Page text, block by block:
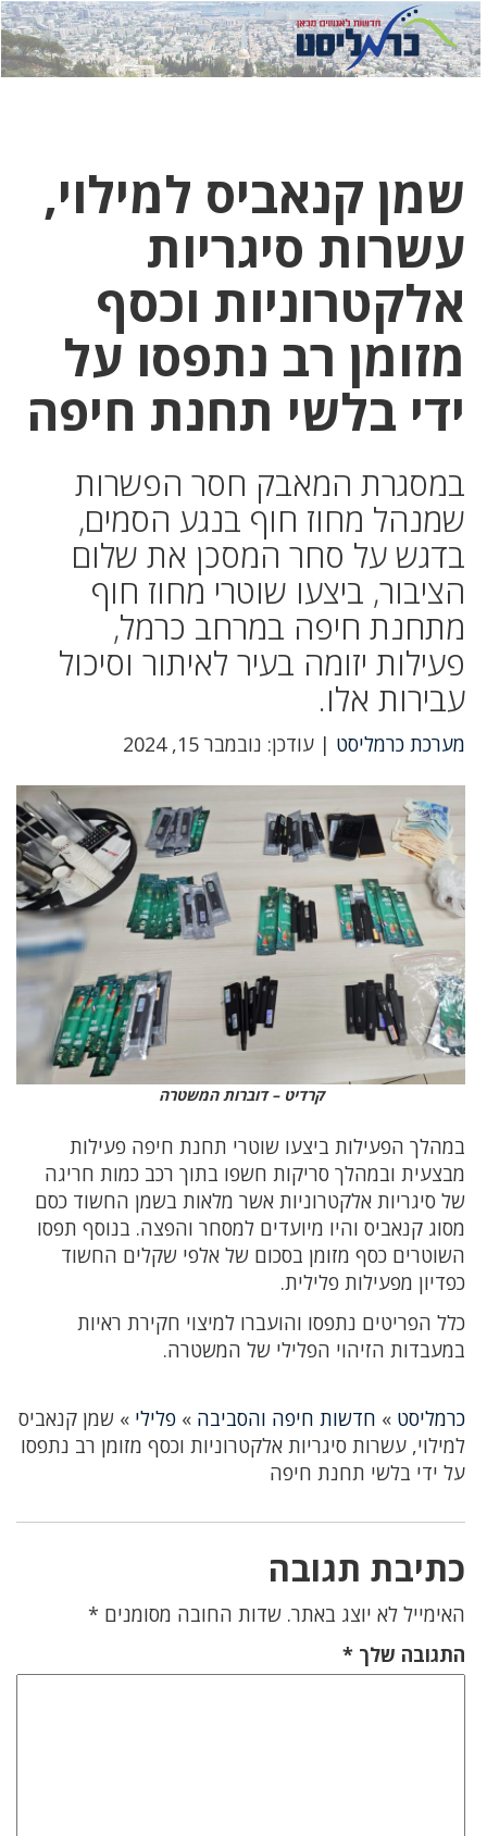
לחץ
כאן
לחץ
כדי
שמן קנאביס למילוי,
עשרות סיגריות
אלקטרוניות וכסף
מזומן רב נתפסו על
ידי בלשי תחנת חיפה
במסגרת המאבק חסר הפשרות
שמנהל מחוז חוף בנגע הסמים,
בדגש על סחר המסכן את שלום
הציבור, ביצעו שוטרי מחוז חוף
מתחנת חיפה במרחב כרמל,
פעילות יזומה בעיר לאיתור וסיכול
עבירות אלו.
מערכת כרמליסט | עודכן: נובמבר 15, 2024
קרדיט – דוברות המשטרה
במהלך הפעילות ביצעו שוטרי תחנת חיפה פעילות
מבצעית ובמהלך סריקות חשפו בתוך רכב כמות חריגה
של סיגריות אלקטרוניות אשר מלאות בשמן החשוד כסם
מסוג קנאביס והיו מיועדים למסחר והפצה. בנוסף תפסו
השוטרים כסף מזומן בסכום של אלפי שקלים החשוד
כפדיון מפעילות פלילית.
כלל הפריטים נתפסו והועברו למיצוי חקירת ראיות
במעבדות הזיהוי הפלילי של המשטרה.
כרמליסט » חדשות חיפה והסביבה » פלילי » שמן קנאביס
למילוי, עשרות סיגריות אלקטרוניות וכסף מזומן רב נתפסו
על ידי בלשי תחנת חיפה
כתיבת תגובה
האימייל לא יוצג באתר. שדות החובה מסומנים *
התגובה שלך *